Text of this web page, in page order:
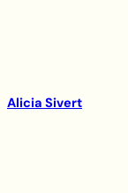
Alicia Sivert